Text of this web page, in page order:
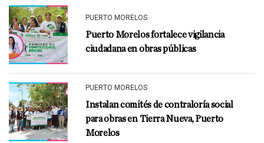
PUERTO MORELOS
Puerto Morelos fortalece vigilancia
ciudadana en obras públicas
PUERTO MORELOS
Instalan comités de contraloría social
para obras en Tierra Nueva, Puerto
Morelos